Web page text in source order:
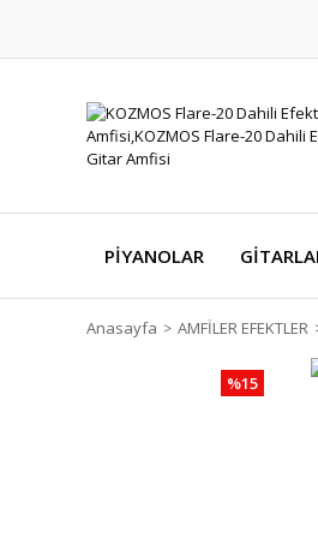
PİYANOLAR
Anasayfa AMFİLER EFEKTLER
%15